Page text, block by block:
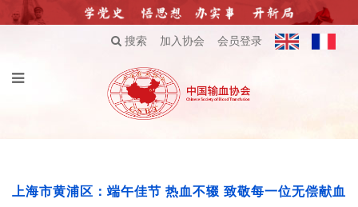
搜索 加入协会 会员登录
上海市黄浦区：端午佳节 热血不辍 致敬每一位无偿献血